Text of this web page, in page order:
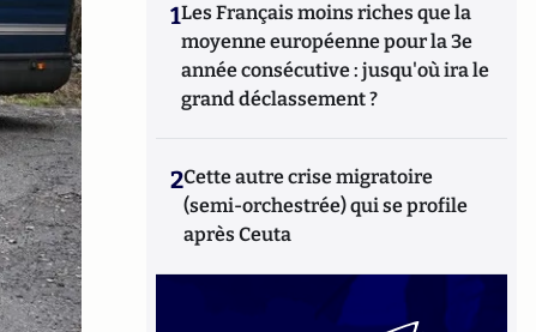
1Les Français moins riches que la
moyenne européenne pour la 3e
année consécutive : jusqu'où ira le
grand déclassement ?
2Cette autre crise migratoire
(semi-orchestrée) qui se profile
après Ceuta